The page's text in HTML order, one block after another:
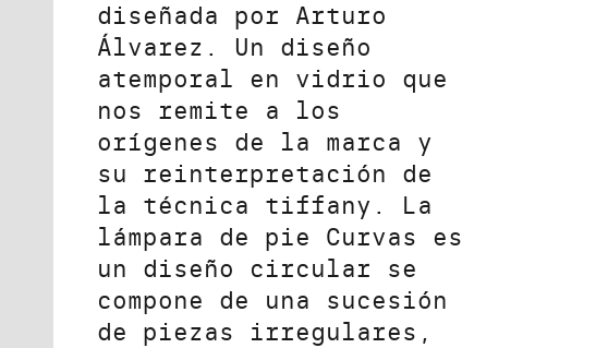
diseñada por Arturo
Álvarez. Un diseño
atemporal en vidrio que
nos remite a los
orígenes de la marca y
su reinterpretación de
la técnica tiffany. La
lámpara de pie Curvas es
un diseño circular se
compone de una sucesión
de piezas irregulares,